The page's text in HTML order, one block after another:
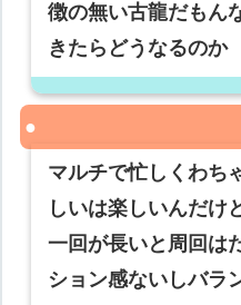
徴の無い古龍だもん
きたらどうなるのか
マルチで忙しくわち
しいは楽しいんだけ
一回が長いと周回は
ション感ないしバラ